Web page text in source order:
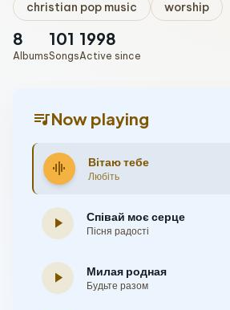
christian pop music worship
8
Albums
101
Songs
1998
Active since
queue_musicNow playing
graphic_eq Вітаю тебе
Любіть
play_arrow Співай моє серце
Пісня радості
play_arrow Милая родная
Будьте разом